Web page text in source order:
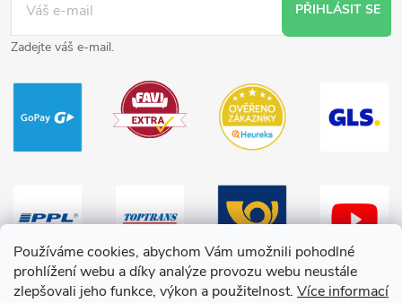
Používáme cookies, abychom Vám umožnili pohodlné
prohlížení webu a díky analýze provozu webu neustále
zlepšovali jeho funkce, výkon a použitelnost. Více informací
PŘIHLÁSIT SE
Zadejte váš e-mail.